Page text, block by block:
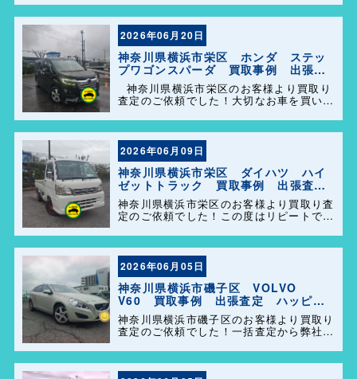
の事で困った事があれば、気軽にご相談し
て下さい(^o^)／
2026年06月20日
神奈川県横浜市栄区 ホンダ ステッ
プワゴンスパーダ 買取事例 出張査
定 ハッピーカーズ港南店！
神奈川県横浜市栄区のお客様より買取り
査定のご依頼でした！大切なお車を買い取
も弊社の事をよろしくお願いします＼
(^o^)／
2026年06月09日
神奈川県横浜市栄区 ダイハツ ハイ
ゼットトラック 買取事例 出張査
定 ハッピーカーズ港南店！
神奈川県横浜市栄区のお客様より買取り査
定のご依頼でした！この度はリピートでの
のお車を迅速かつ丁寧に対応させていただ
きました。 今後ともよろしくお願いしま
す＼(^o^)／
2026年06月05日
神奈川県横浜市磯子区 VOLVO
V60 買取事例 出張査定 ハッピー
カーズ港南店！
神奈川県横浜市磯子区のお客様より買取り
査定のご依頼でした！一括査定から弊社を
(^o^)／ また、事務所に遊びに来てくださ
い。